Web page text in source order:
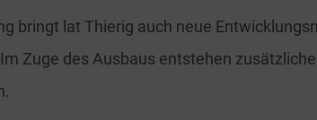
bringt lat Thierig auch neue
Zuge des Ausbaus entstehen